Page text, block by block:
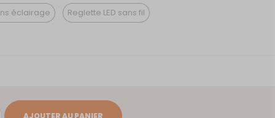
éclairage Reglette LED sans fil
AJOUTER AU PANIER